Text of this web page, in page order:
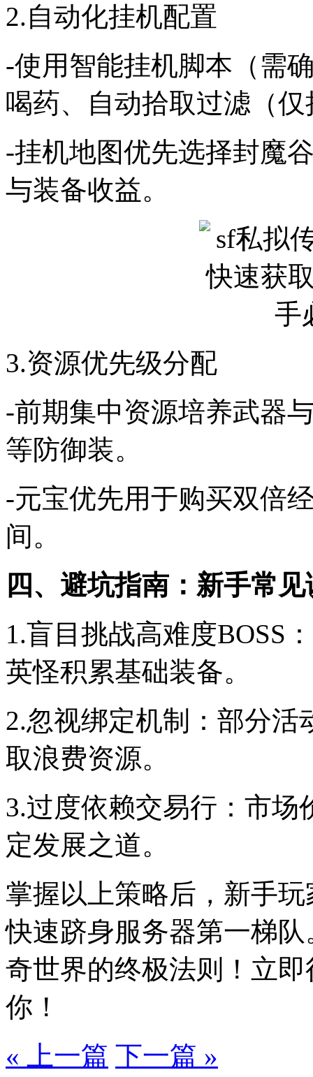
2.自动化挂机配置
-使用智能挂机脚本（需
喝药、自动拾取过滤（
-挂机地图优先选择封魔
与装备收益。
3.资源优先级分配
-前期集中资源培养武器
等防御装。
-元宝优先用于购买双倍
间。
四、避坑指南：新手常见
1.盲目挑战高难度BOSS
英怪积累基础装备。
2.忽视绑定机制：部分
取浪费资源。
3.过度依赖交易行：市
定发展之道。
掌握以上策略后，新手
快速跻身服务器第一梯
奇世界的终极法则！立
你！
« 上一篇 下一篇 »